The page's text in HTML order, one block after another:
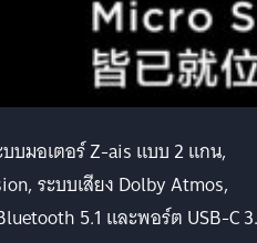
บมอเตอร์ Z-ais แบบ 2 แกน,
ระบบเสียง Dolby Atmos,
5.1 และพอร์ต USB-C